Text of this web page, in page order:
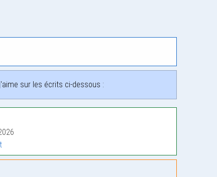
sur les écrits ci-dessous :